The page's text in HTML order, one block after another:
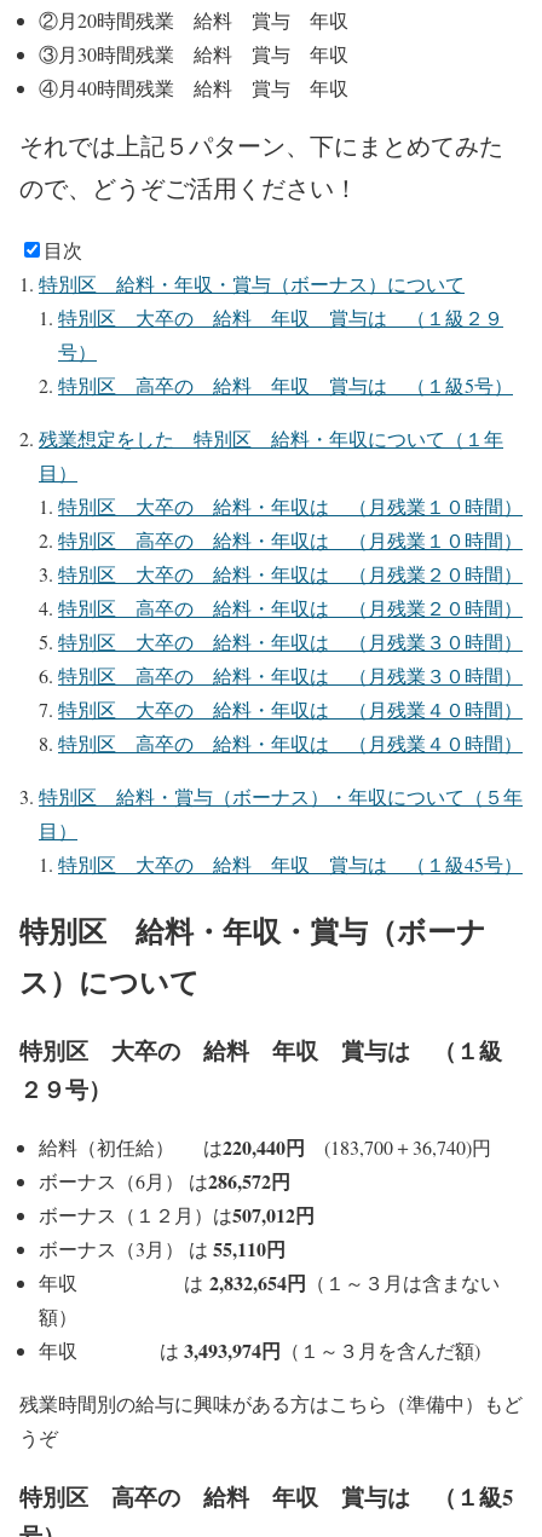
②月20時間残業 給料 賞与 年収
③月30時間残業 給料 賞与 年収
④月40時間残業 給料 賞与 年収
それでは上記５パターン、下にまとめてみた
ので、どうぞご活用ください！
目次
特別区 給料・年収・賞与（ボーナス）について
特別区 大卒の 給料 年収 賞与は （１級２９
号）
特別区 高卒の 給料 年収 賞与は （１級5号）
残業想定をした 特別区 給料・年収について（１年
目）
特別区 大卒の 給料・年収は （月残業１０時間）
特別区 高卒の 給料・年収は （月残業１０時間）
特別区 大卒の 給料・年収は （月残業２０時間）
特別区 高卒の 給料・年収は （月残業２０時間）
特別区 大卒の 給料・年収は （月残業３０時間）
特別区 高卒の 給料・年収は （月残業３０時間）
特別区 大卒の 給料・年収は （月残業４０時間）
特別区 高卒の 給料・年収は （月残業４０時間）
特別区 給料・賞与（ボーナス）・年収について（５年
目）
特別区 大卒の 給料 年収 賞与は （１級45号）
特別区 給料・年収・賞与（ボーナ
ス）について
特別区 大卒の 給料 年収 賞与は （１級
２９号）
給料（初任給） は220,440円 (183,700＋36,740)円
ボーナス（6月） は286,572円
ボーナス（１２月）は507,012円
ボーナス（3月） は 55,110円
年収 は 2,832,654円 （１～３月は含まない
額）
年収 は 3,493,974円 （１～３月を含んだ額)
残業時間別の給与に興味がある方はこちら（準備中）もど
うぞ
特別区 高卒の 給料 年収 賞与は （１級5